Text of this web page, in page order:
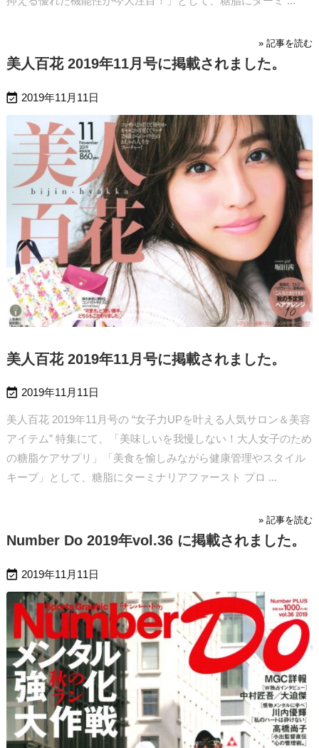
» 記事を読む
美人百花 2019年11月号に掲載されました。
 2019年11月11日
美人百花 2019年11月号に掲載されました。
 2019年11月11日
美人百花 2019年11月号の “女子力UPを叶える人気サロン＆美容
アイテム” 特集にて、「美味しいを我慢しない！大人女子のため
の糖脂ケアサプリ」「美食を愉しみながら健康管理やスタイル
キープ」として、糖脂にターミナリアファースト プロ ...
» 記事を読む
Number Do 2019年vol.36 に掲載されました。
 2019年11月11日